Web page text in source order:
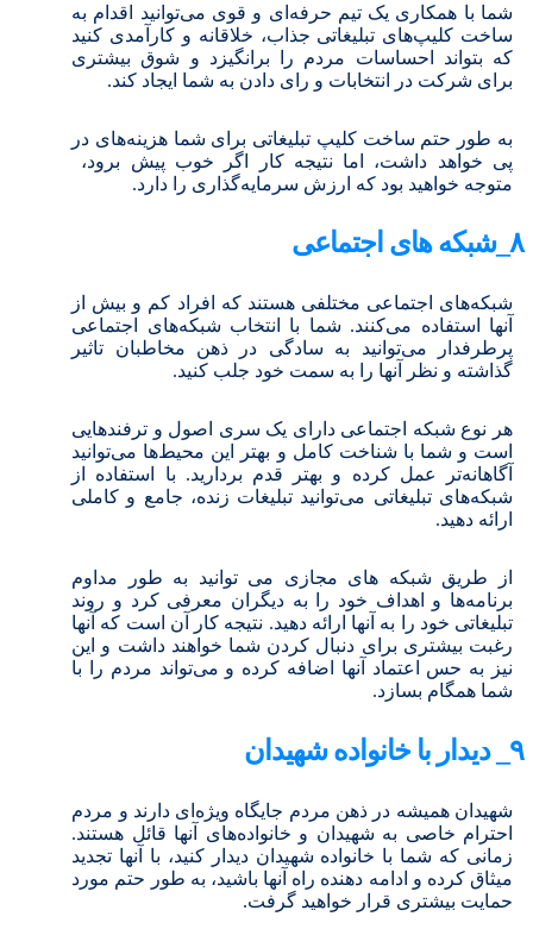
شما با همکاری یک تیم حرفه‌ای و قوی می‌توانید اقدام به
ساخت کلیپ‌های تبلیغاتی جذاب، خلاقانه و کارآمدی کنید
که بتواند احساسات مردم را برانگیزد و شوق بیشتری
برای شرکت در انتخابات و رای دادن به شما ایجاد کند.
به طور حتم ساخت کلیپ تبلیغاتی برای شما هزینه‌های در
پی خواهد داشت، اما نتیجه کار اگر خوب پیش برود،
متوجه خواهید بود که ارزش سرمایه‌گذاری را دارد.
۸_شبکه های اجتماعی
شبکه‌های اجتماعی مختلفی هستند که افراد کم و بیش از
آنها استفاده می‌کنند. شما با انتخاب شبکه‌های اجتماعی
پرطرفدار می‌توانید به سادگی در ذهن مخاطبان تاثیر
گذاشته و نظر آنها را به سمت خود جلب کنید.
هر نوع شبکه اجتماعی دارای یک سری اصول و ترفندهایی
است و شما با شناخت کامل و بهتر این محیط‌ها می‌توانید
آگاهانه‌تر عمل کرده و بهتر قدم بردارید. با استفاده از
شبکه‌های تبلیغاتی می‌توانید تبلیغات زنده، جامع و کاملی
ارائه دهید.
از طریق شبکه های مجازی می توانید به طور مداوم
برنامه‌ها و اهداف خود را به دیگران معرفی کرد و روند
تبلیغاتی خود را به آنها ارائه دهید. نتیجه کار آن است که آنها
رغبت بیشتری برای دنبال کردن شما خواهند داشت و این
نیز به حس اعتماد آنها اضافه کرده و می‌تواند مردم را با
شما همگام بسازد.
۹_ دیدار با خانواده شهیدان
شهیدان همیشه در ذهن مردم جایگاه ویژه‌ای دارند و مردم
احترام خاصی به شهیدان و خانواده‌های آنها قائل هستند.
زمانی که شما با خانواده شهیدان دیدار کنید، با آنها تجدید
میثاق کرده و ادامه دهنده راه آنها باشید، به طور حتم مورد
حمایت بیشتری قرار خواهید گرفت.